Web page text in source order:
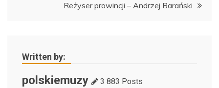
Reżyser prowincji – Andrzej Barański
Written by:
polskiemuzy 3 883 Posts